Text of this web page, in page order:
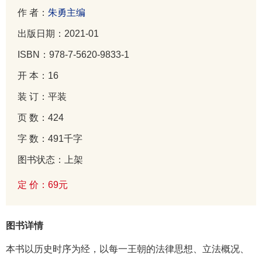
作 者： 朱勇主编
出版日期：2021-01
ISBN：978-7-5620-9833-1
开 本：16
装 订：平装
页 数：424
字 数：491千字
图书状态：上架
定 价：69元
图书详情
本书以历史时序为经，以每一王朝的法律思想、立法概况、